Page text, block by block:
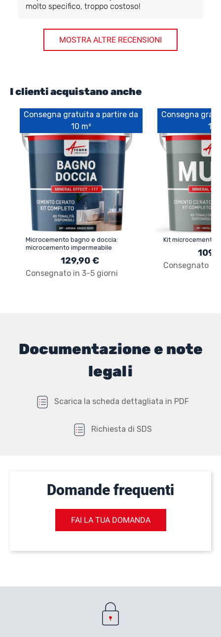
molto specifico, troppo costoso!
MOSTRA ALTRE RECENSIONI
I clienti acquistano anche
Consegna gratuita a partire da
10 m²
Microcemento bagno e doccia:
microcemento impermeabile
129,90 €
Consegnato in 3-5 giorni
Consegna
10
Kit microcemento
Consegnato in
Documentazione e note
legali
Scarica la scheda dettagliata in PDF
Richiesta di SDS
Domande frequenti
FAI LA TUA DOMANDA